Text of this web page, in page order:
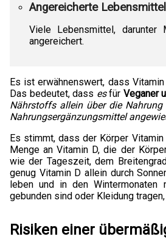
Angereicherte Lebensmittel
Viele Lebensmittel, darunter
angereichert.
Es ist erwähnenswert, dass
Das bedeutet, dass esfür Veganer
Nährstoffs allein über die
Nahrungsergänzungsmittel
Es stimmt, dass der Körper
Menge an Vitamin D, die der
wie der Tageszeit, dem
genug Vitamin D allein durch
leben und in den
gebunden sind oder Kleidung
Risiken einer